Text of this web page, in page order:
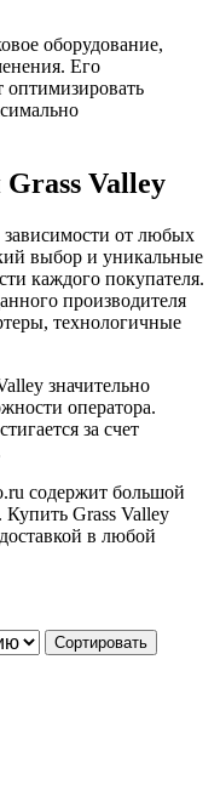
оборудование,
Его
оптимизировать
Valley
от любых
выбор и уникальные
каждого покупателя.
производителя
технологичные
значительно
оператора.
за счет
содержит большой
Купить Grass Valley
в любой